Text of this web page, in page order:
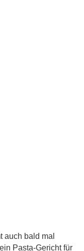
auch bald mal
Pasta-Gericht für